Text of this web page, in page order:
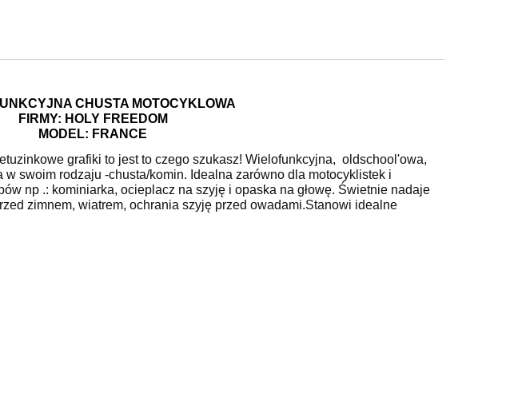
CHUSTA MOTOCYKLOWA
FIRMY: HOLY FREEDOM
MODEL: FRANCE
grafiki to jest to czego szukasz! Wielofunkcyjna, oldschool'owa,
swoim rodzaju -chusta/komin. Idealna zarówno dla motocyklistek i
np .: kominiarka, ocieplacz na szyję i opaska na głowę. Świetnie nadaje
zimnem, wiatrem, ochrania szyję przed owadami.Stanowi idealne